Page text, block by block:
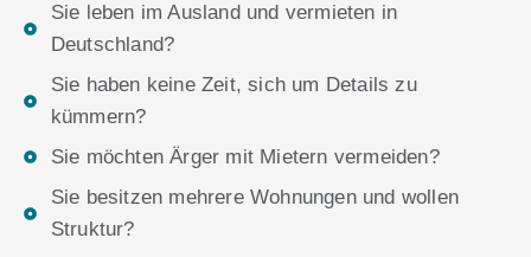
Sie leben im Ausland und vermieten in
Deutschland?
Sie haben keine Zeit, sich um Details zu
kümmern?
Sie möchten Ärger mit Mietern vermeiden?
Sie besitzen mehrere Wohnungen und wollen
Struktur?